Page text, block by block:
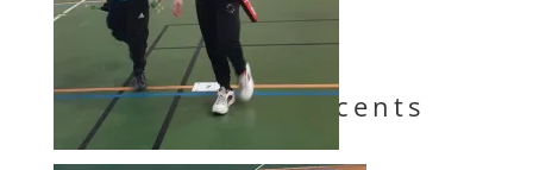
Louis
Commentaires récents